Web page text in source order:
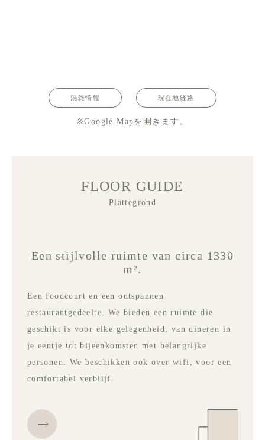
混雑情報 現在地経路
※Google Mapを開きます。
FLOOR GUIDE
Plattegrond
Een stijlvolle ruimte van circa 1330
m².
Een foodcourt en een ontspannen
restaurantgedeelte. We bieden een ruimte die
geschikt is voor elke gelegenheid, van dineren in
je eentje tot bijeenkomsten met belangrijke
personen. We beschikken ook over wifi, voor een
comfortabel verblijf.